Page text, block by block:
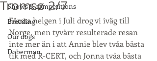
Shows & competitions
Breeding
Our dogs
Doberman
Tromsø 2/7
Första helgen i Juli drog vi iväg till
Norge, men tyvärr resulterade resan
inte mer än i att Annie blev tvåa bästa
tik med R-CERT, och Jonna tvåa bästa